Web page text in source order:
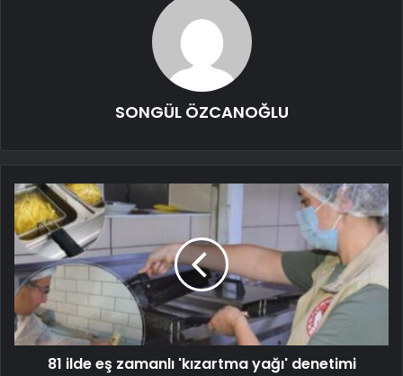
SONGÜL ÖZCANOĞLU
81 ilde eş zamanlı 'kızartma yağı' denetimi